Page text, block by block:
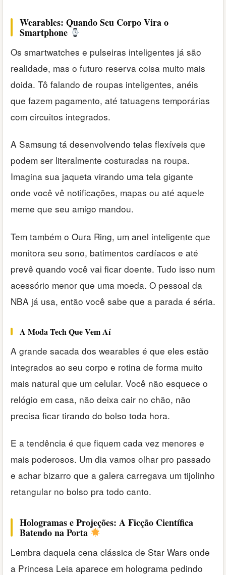
Wearables: Quando Seu Corpo Vira o
Smartphone
Os smartwatches e pulseiras inteligentes já são
realidade, mas o futuro reserva coisa muito mais
doida. Tô falando de roupas inteligentes, anéis
que fazem pagamento, até tatuagens temporárias
com circuitos integrados.
A Samsung tá desenvolvendo telas flexíveis que
podem ser literalmente costuradas na roupa.
Imagina sua jaqueta virando uma tela gigante
onde você vê notificações, mapas ou até aquele
meme que seu amigo mandou.
Tem também o Oura Ring, um anel inteligente que
monitora seu sono, batimentos cardíacos e até
prevê quando você vai ficar doente. Tudo isso num
acessório menor que uma moeda. O pessoal da
NBA já usa, então você sabe que a parada é séria.
A Moda Tech Que Vem Aí
A grande sacada dos wearables é que eles estão
integrados ao seu corpo e rotina de forma muito
mais natural que um celular. Você não esquece o
relógio em casa, não deixa cair no chão, não
precisa ficar tirando do bolso toda hora.
E a tendência é que fiquem cada vez menores e
mais poderosos. Um dia vamos olhar pro passado
e achar bizarro que a galera carregava um tijolinho
retangular no bolso pra todo canto.
Hologramas e Projeções: A Ficção Científica
Batendo na Porta
Lembra daquela cena clássica de Star Wars onde
a Princesa Leia aparece em holograma pedindo